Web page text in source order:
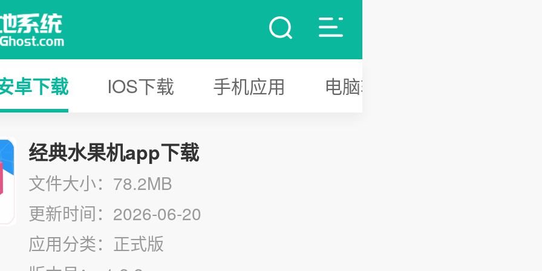
卓下载 IOS下载 手机应用 电脑软件
经典水果机app下载
文件大小：78.2MB
更新时间：2026-06-20
应用分类：正式版